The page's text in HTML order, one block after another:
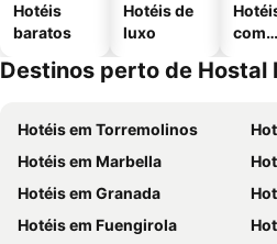
Hotéis
baratos
Hotéis de
luxo
com
Destinos perto de Hostal
Hotéis em Torremolinos
Hotéis em Marbella
Hotéis em Granada
Hotéis em Fuengirola